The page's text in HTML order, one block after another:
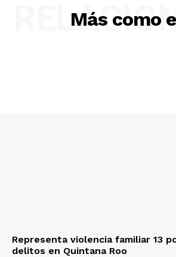
Más como
Representa violencia familiar 13
delitos en Quintana Roo